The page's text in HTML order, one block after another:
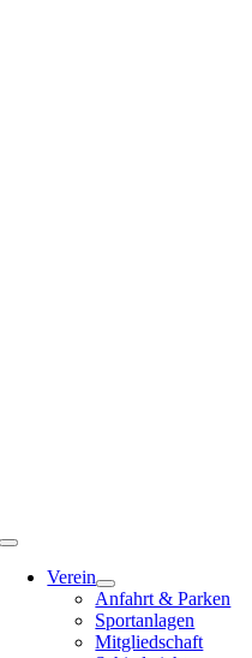
Toggle
NavigationVerein
Anfahrt & Parken
Sportanlagen
Mitgliedschaft